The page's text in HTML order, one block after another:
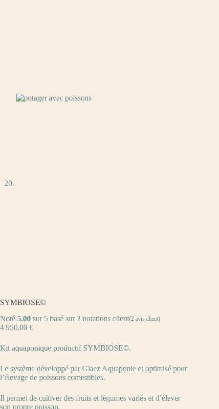
SYMBIOSE©
Noté 5.00 sur 5 basé sur 2 notations client(2 avis client)
4 950,00 €
Kit aquaponique productif SYMBIOSE©.
Le système développé par Glaez Aquaponie et optimisé pour
l’élevage de poissons comestibles.
Il permet de cultiver des fruits et légumes variés et d’élever
son propre poisson.